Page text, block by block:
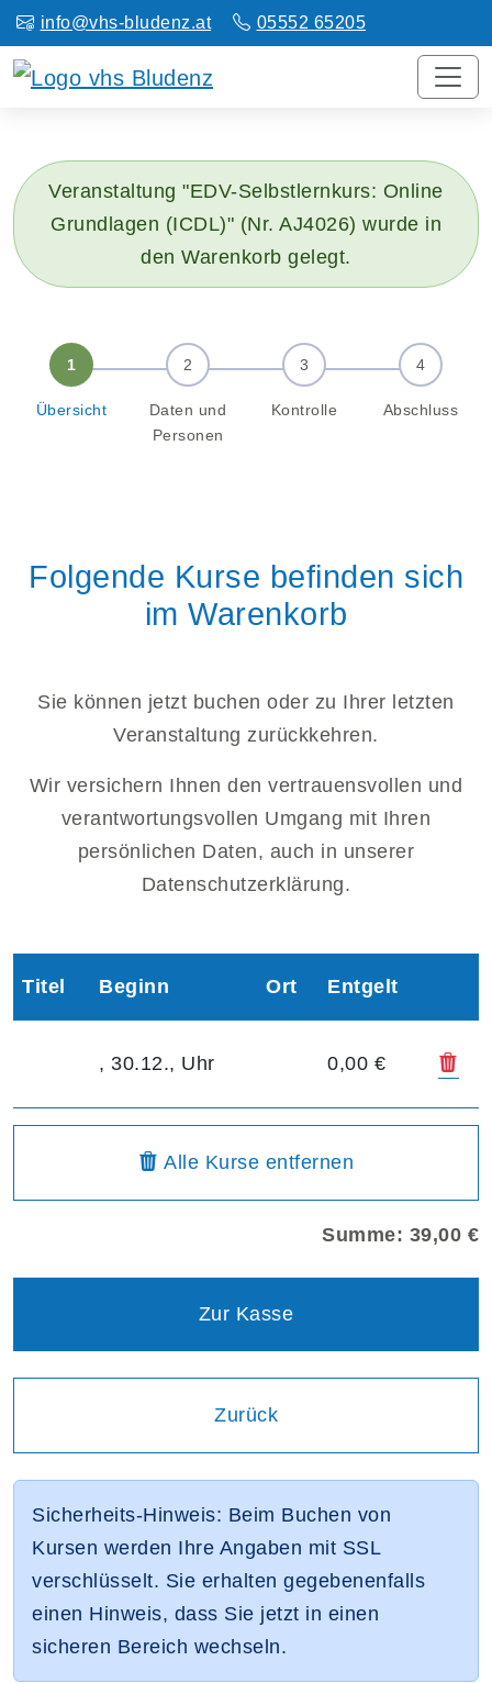
info@vhs-bludenz.at 05552 65205
Veranstaltung "EDV-Selbstlernkurs: Online
Grundlagen (ICDL)" (Nr. AJ4026) wurde in
den Warenkorb gelegt.
Übersicht
Daten und
Personen
Kontrolle Abschluss
Folgende Kurse befinden sich
im Warenkorb
Sie können jetzt buchen oder zu Ihrer letzten
Veranstaltung zurückkehren.
Wir versichern Ihnen den vertrauensvollen und
verantwortungsvollen Umgang mit Ihren
persönlichen Daten, auch in unserer
Datenschutzerklärung.
Warenkorbübersicht
Titel Beginn Ort Entgelt
, 30.12., Uhr 0,00 €
Alle Kurseaus dem Warenkorb
entfernen
Summe: 39,00 €
Zur Kasse
Einen Schritt
Zurück
Sicherheits-Hinweis: Beim Buchen von
Kursen werden Ihre Angaben mit SSL
verschlüsselt. Sie erhalten gegebenenfalls
einen Hinweis, dass Sie jetzt in einen
sicheren Bereich wechseln.